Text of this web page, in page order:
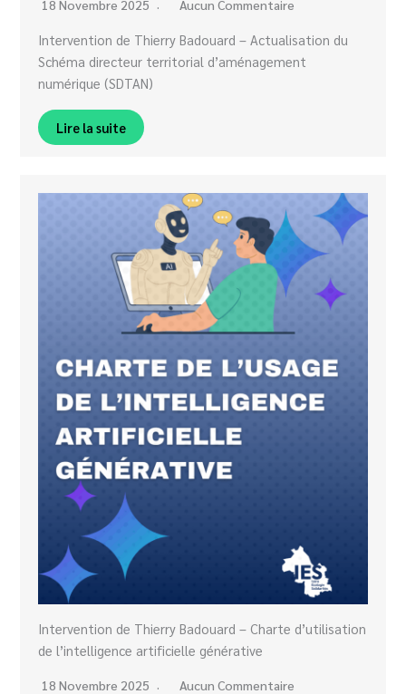
18 Novembre 2025 Aucun Commentaire
Intervention de Thierry Badouard – Actualisation du
Schéma directeur territorial d’aménagement
numérique (SDTAN)
Lire la suite
Intervention de Thierry Badouard – Charte d’utilisation
de l’intelligence artificielle générative
18 Novembre 2025 Aucun Commentaire